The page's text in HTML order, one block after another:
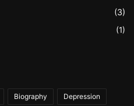
(3)
(1)
Biography Depression